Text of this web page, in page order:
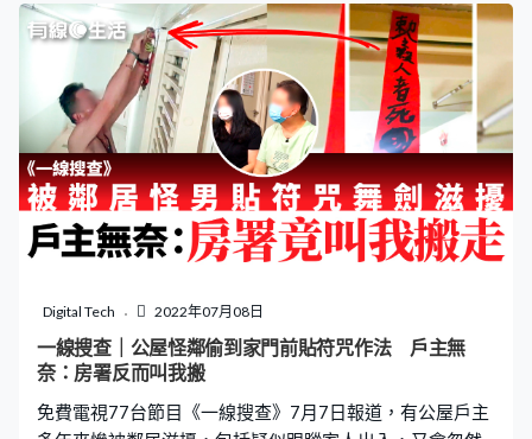
近日於香港公營房屋討論區(FB版) facebook群組上分享經
歷，表示早前收到編配公屋單位的通知信，得悉獲編配天
水圍天晴邨晴碧樓一個單位，「本身好開心，好興奮，上
網一查，原來係凶宅，仲要吊頸。」 擔心兩子女受影響 港
媽在回覆網民時表示：「我本身住開天水圍，心水都係天
水圍，所以見到天睛個下，開心到彈起，點知係凶宅。」
她續稱：「有兩個小朋友，所以唔會考慮。」對於該港媽
的決定，大部份網民都表示支持，「自然身故就會考慮，
吊頸就真係……怨氣好重」，另有人說：「唔使諗，介意就
不過，有少數網民指可先實地視察再決定，有人說：「如
果地方位置靚，又好大，再睇埋多窗陽光夠猛，可以考慮
要嘅！」有過來人回應指：「我家住緊嘅就係，向東好大
樓下保安。」 特快公屋
Digital Tech 2022年07月08日
一線搜查｜公屋怪鄰偷到家門前貼符咒作法 戶主無
奈：房署反而叫我搬
免費電視77台節目《一線搜查》7月7日報道，有公屋戶主